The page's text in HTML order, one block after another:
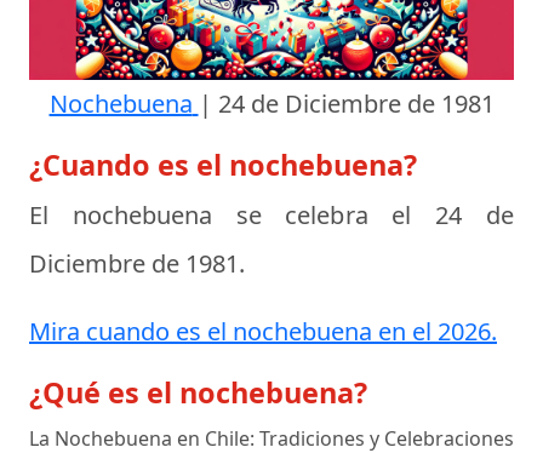
Nochebuena | 24 de Diciembre de 1981
¿Cuando es el nochebuena?
El nochebuena se celebra el 24 de
Diciembre de 1981.
Mira cuando es el nochebuena en el 2026.
¿Qué es el nochebuena?
La Nochebuena en Chile: Tradiciones y Celebraciones